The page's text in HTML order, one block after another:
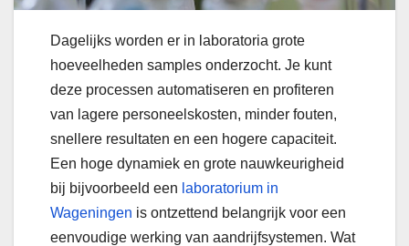
Dagelijks worden er in laboratoria grote
hoeveelheden samples onderzocht. Je kunt
deze processen automatiseren en profiteren
van lagere personeelskosten, minder fouten,
snellere resultaten en een hogere capaciteit.
Een hoge dynamiek en grote nauwkeurigheid
bij bijvoorbeeld een laboratorium in
Wageningen is ontzettend belangrijk voor een
eenvoudige werking van aandrijfsystemen. Wat